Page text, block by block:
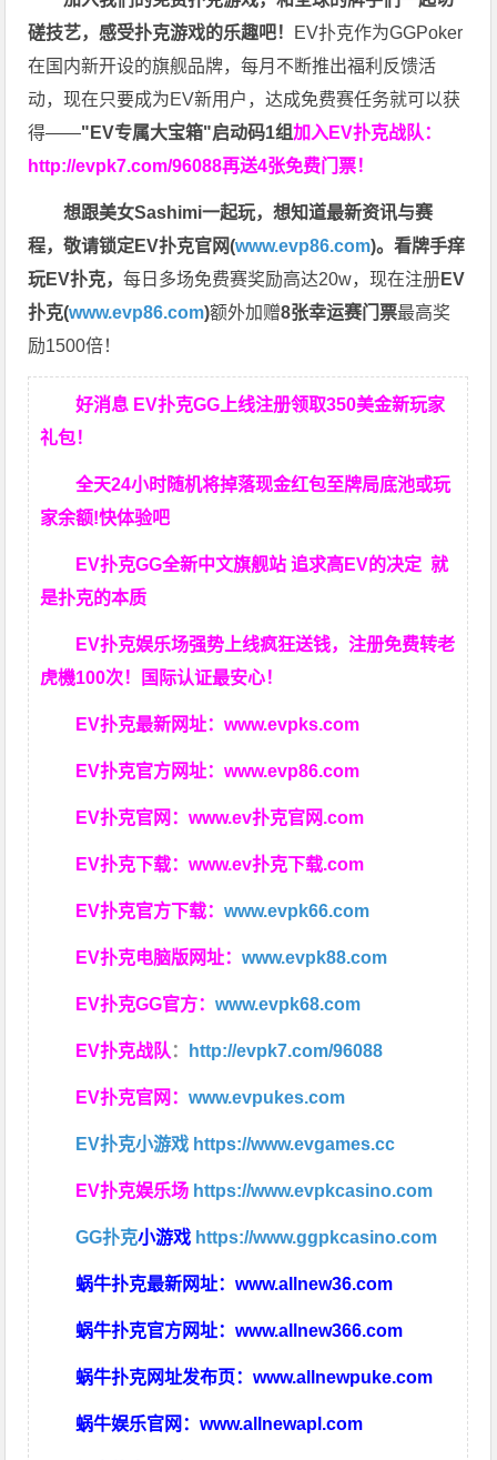
磋技艺，感受扑克游戏的乐趣吧！ EV扑克作为GGPoker
在国内新开设的旗舰品牌，每月不断推出福利反馈活
动，现在只要成为EV新用户，达成免费赛任务就可以获
得——"EV专属大宝箱"启动码1组加入EV扑克战队：
http://evpk7.com/96088再送4张免费门票！
想跟美女Sashimi一起玩，想知道最新资讯与赛
程，敬请锁定EV扑克官网(www.evp86.com)。看牌手痒
玩EV扑克，每日多场免费赛奖励高达20w，现在注册EV
扑克(www.evp86.com)额外加赠8张幸运赛门票最高奖
励1500倍！
好消息 EV扑克GG上线注册领取350美金新玩家
礼包！
全天24小时随机将掉落现金红包至牌局底池或玩
家余额!快体验吧
EV扑克GG全新中文旗舰站 追求高EV的决定就
是扑克的本质
EV扑克娱乐场强势上线疯狂送钱，注册免费转老
虎機100次！国际认证最安心！
EV扑克最新网址：www.evpks.com
EV扑克官方网址：www.evp86.com
EV扑克官网：www.ev扑克官网.com
EV扑克下载：www.ev扑克下载.com
EV扑克官方下载：www.evpk66.com
EV扑克电脑版网址：www.evpk88.com
EV扑克GG官方：www.evpk68.com
EV扑克战队 ： http://evpk7.com/96088
EV扑克官网：www.evpukes.com
EV扑克小游戏 https://www.evgames.cc
EV扑克娱乐场 https://www.evpkcasino.com
GG扑克小游戏 https://www.ggpkcasino.com
蜗牛扑克最新网址：www.allnew36.com
蜗牛扑克官方网址：www.allnew366.com
蜗牛扑克网址发布页：www.allnewpuke.com
蜗牛娱乐官网：www.allnewapl.com